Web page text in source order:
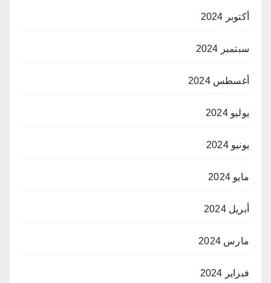
أكتوبر 2024
سبتمبر 2024
أغسطس 2024
يوليو 2024
يونيو 2024
مايو 2024
أبريل 2024
مارس 2024
فبراير 2024